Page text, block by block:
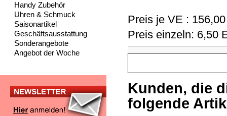
Handy Zubehör
Uhren & Schmuck
Saisonartikel
Geschäftsausstattung
Sonderangebote
Angebot der Woche
Preis je VE :
Preis einzeln: 6,50
Kunden, die
folgende